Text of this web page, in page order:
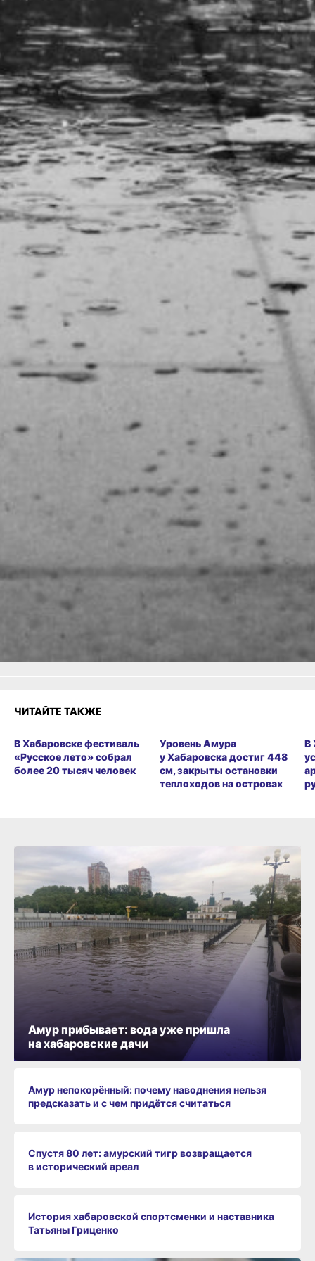
на Дальневосточного
УГМС.
Согласно прогнозам,
в регионе пройдут
интенсивные ливни
с грозами, местами
переходящие в сильные
и даже очень сильные
дожди. Ожидается
и усиление ветра
с порывами до 15—20
метров в секунду.
Из-за предстоящих
интенсивных осадков
на реках в указанных
районах, включая
Верхнебуреинский район,
возможны резкие
подъёмы уровня воды.
к достижению
и затоплению низменных
территорий,
Также существует риск
подтопления населённых
пунктов, дорог и мостов.
Жителям и экстренным
к возможным
последствиям непогоды.
стандарт Минспорта?
Телеграм
Огонь!
Супер
Разочарование
ЧИТАЙТЕ ТАКЖЕ
В Хабаровске фестиваль
«Русское лето» собрал
более 20 тысяч человек
Уровень Амура
у Хабаровска достиг 448
см, закрыты остановки
теплоходов на островах
В
Амур прибывает: вода уже пришла
на хабаровские дачи
Амур непокорённый: почему наводнения нельзя
предсказать и с чем придётся считаться
Спустя 80 лет: амурский тигр возвращается
в исторический ареал
История хабаровской спортсменки и наставника
Татьяны Гриценко